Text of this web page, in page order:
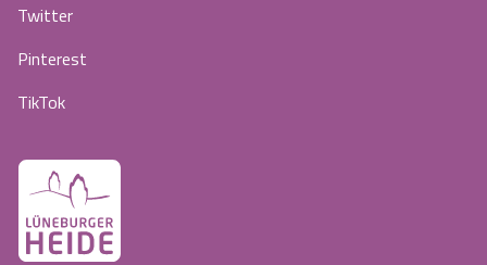
Twitter
Pinterest
TikTok